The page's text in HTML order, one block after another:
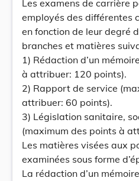
Les examens de carrière
employés des différentes
en fonction de leur degré
branches et matières
1) Rédaction d’un
à attribuer: 120 points).
2) Rapport de service
attribuer: 60 points).
3) Législation sanitaire,
(maximum des points à
Les matières visées aux
examinées sous forme
La rédaction d’un